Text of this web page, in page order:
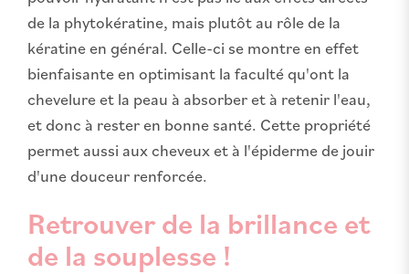
de la phytokératine, mais plutôt au rôle de la
kératine en général. Celle-ci se montre en effet
bienfaisante en optimisant la faculté qu'ont la
chevelure et la peau à absorber et à retenir l'eau,
et donc à rester en bonne santé. Cette propriété
permet aussi aux cheveux et à l'épiderme de jouir
d'une douceur renforcée.
Retrouver de la brillance et
de la souplesse !